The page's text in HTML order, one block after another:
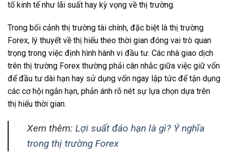
tố kinh tế như lãi suất hay kỳ vọng về thị trường.
Trong bối cảnh thị trường tài chính, đặc biệt là thị trường
Forex, lý thuyết về thị hiếu theo thời gian đóng vai trò quan
trọng trong việc định hình hành vi đầu tư. Các nhà giao dịch
trên thị trường Forex thường phải cân nhắc giữa việc giữ vốn
để đầu tư dài hạn hay sử dụng vốn ngay lập tức để tận dụng
các cơ hội ngắn hạn, phản ánh rõ nét sự lựa chọn dựa trên
thị hiếu thời gian.
Xem thêm: Lợi suất đáo hạn là gì? Ý nghĩa
trong thị trường Forex